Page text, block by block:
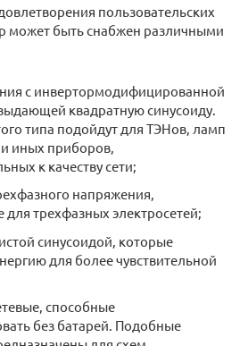
пользовательских
может быть снабжен различными
с инвертормодифицированной
квадратную синусоиду.
типа подойдут для ТЭНов, ламп
иных приборов,
к качеству сети;
напряжения,
для трехфазных электросетей;
синусоидой, которые
для более чувствительной
способные
без батарей. Подобные